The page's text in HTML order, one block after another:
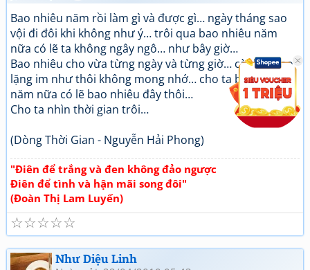
Bao nhiêu năm rồi làm gì và được gì… ngày tháng sao
vội đi đôi khi không như ý… trôi qua bao nhiêu năm
nữa có lẽ ta không ngây ngô… như bây giờ…
Bao nhiêu cho vừa từng ngày và từng giờ… cành lá sao
lặng im như thôi không mong nhớ… cho ta bao nhiêu
năm nữa có lẽ bao nhiêu đây thôi…
Cho ta nhìn thời gian trôi…
(Dòng Thời Gian - Nguyễn Hải Phong)
"Điên để trắng và đen không đảo ngược
Điên để tình và hận mãi song đôi"
(Đoàn Thị Lam Luyến)
☆
☆
☆
☆
☆
Như Diệu Linh